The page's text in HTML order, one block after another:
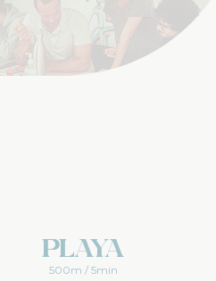
Playa
500m / 5min